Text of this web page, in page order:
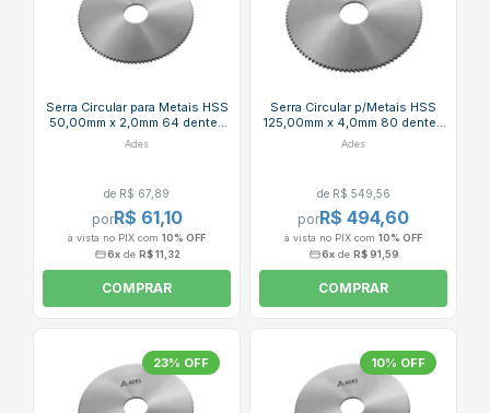
Serra Circular para Metais HSS
50,00mm x 2,0mm 64 dentes
Din 1837 ADES
Ades
de R$ 67,89
porR$ 61,10
à vista no PIX com 10% OFF
6xde R$ 11,32
COMPRAR
Serra Circular p/Metais HSS
125,00mm x 4,0mm 80 dentes
Din 1837 ADES
Ades
de R$ 549,56
porR$ 494,60
à vista no PIX com 10% OFF
6xde R$ 91,59
COMPRAR
23% OFF 10% OFF